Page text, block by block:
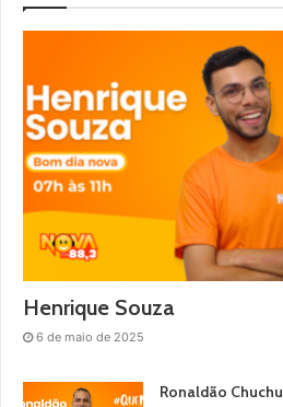
Henrique Souza
6 de maio de 2025
Ronaldão Chuchu